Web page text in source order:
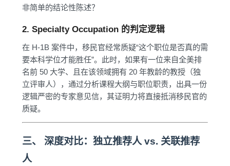
非简单的结论性陈述？
2. Specialty Occupation 的判定逻辑
在 H-1B 案件中，移民官经常质疑“这个职位是否真的需
要本科学位才能胜任”。此时，如果有一位来自全美排
名前 50 大学、且在该领域拥有 20 年教龄的教授（独
立评审人），通过分析课程大纲与职位职责，出具一份
逻辑严密的专家意见信，其证明力将直接抵消移民官的
质疑。
三、 深度对比：独立推荐人 vs. 关联推荐
人